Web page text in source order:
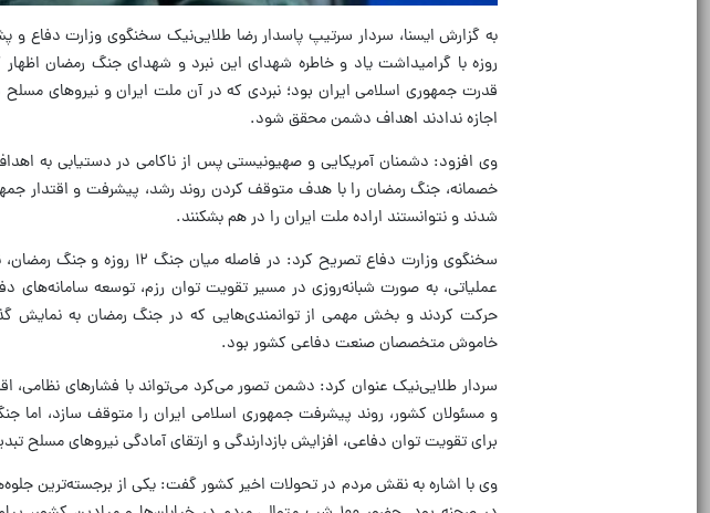
قدرت جمهوری اسلامی ایران بود؛ نبردی که در آن ملت ایران و نیروهای مسلح
اجازه ندادند اهداف دشمن محقق شود.
خصمانه، جنگ رمضان را با هدف متوقف کردن روند رشد، پیشرفت و اقتدار
شدند و نتوانستند اراده ملت ایران را در هم بشکنند.
سخنگوی وزارت دفاع تصریح کرد:
عملیاتی، به صورت شبانه‌روزی در مسیر تقویت توان رزم، توسعه سامانه‌های
حرکت کردند و بخش مهمی از توانمندی‌هایی که در جنگ رمضان به
خاموش متخصصان صنعت دفاعی کشور بود.
سردار طلایی‌نیک عنوان کرد: دشمن تصور می‌کرد می‌تواند با فشارهای نظامی،
و مسئولان کشور، روند پیشرفت جمهوری اسلامی ایران را متوقف سازد، اما
برای تقویت توان دفاعی، افزایش بازدارندگی و ارتقای آمادگی نیروهای مسلح
وی با اشاره به نقش مردم در تحولات اخیر کشور گفت: یکی از برجسته‌ترین